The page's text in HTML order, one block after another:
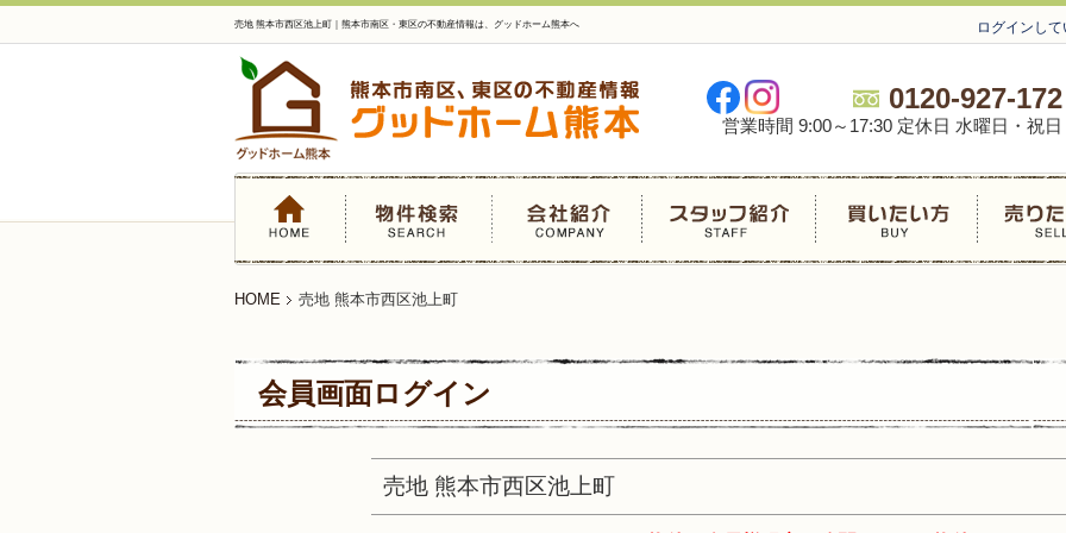
売地 熊本市西区池上町｜熊本市南区・東区の不動産情報は、グッドホーム熊本へ ログインし
0120-927-172
営業時間 9:00～17:30 定休日 水曜日・祝日
HOME 売地 熊本市西区池上町
会員画面ログイン
売地 熊本市西区池上町